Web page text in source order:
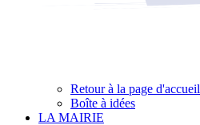
Retour à la page d'accueil
Boîte à idées
LA MAIRIE